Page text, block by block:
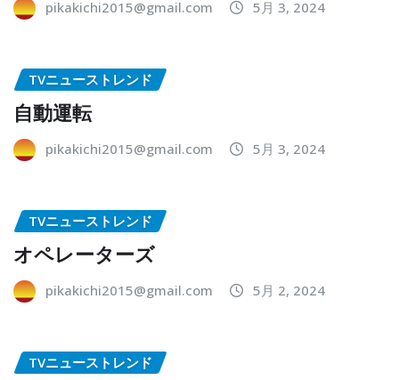
pikakichi2015@gmail.com 5月 3, 2024
TVニューストレンド
自動運転
pikakichi2015@gmail.com 5月 3, 2024
TVニューストレンド
オペレーターズ
pikakichi2015@gmail.com 5月 2, 2024
TVニューストレンド